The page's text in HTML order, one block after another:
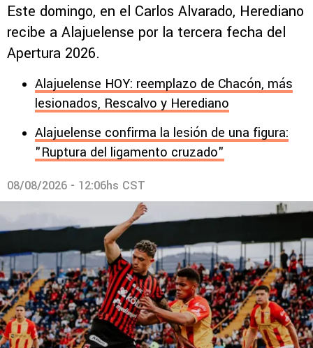
Este domingo, en el Carlos Alvarado, Herediano
recibe a Alajuelense por la tercera fecha del
Apertura 2026.
Alajuelense HOY: reemplazo de Chacón, más
lesionados, Rescalvo y Herediano
Alajuelense confirma la lesión de una figura:
"Ruptura del ligamento cruzado"
08/08/2026 - 12:06hs CST